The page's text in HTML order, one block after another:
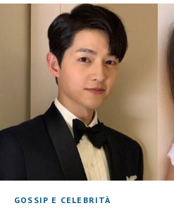
GOSSIP E CELEBRITÀ